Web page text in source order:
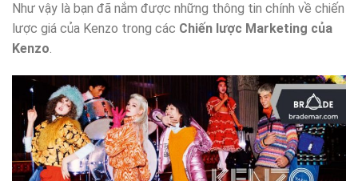
Như vậy là bạn đã nắm được những thông tin chính về chiến
lược giá của Kenzo trong các Chiến lược Marketing của
Kenzo.